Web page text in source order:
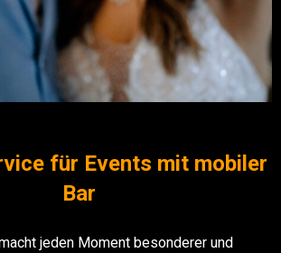
für Events mit mobiler
Bar
jeden Moment besonderer und